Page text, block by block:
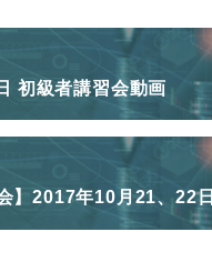
初級者講習会動画
】2017年10月21、22日